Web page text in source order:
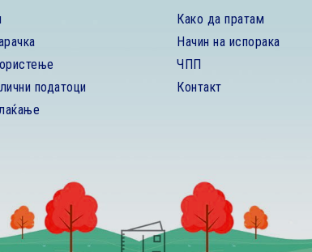
податоци
Како да пратам
Начин на испорака
ЧПП
Контакт